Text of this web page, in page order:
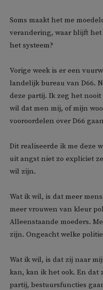
Soms maakt het me
verandering, waar blijft
het systeem?
Vorige week is er een
landelijk bureau van D66.
deze partij. Ik zeg het
wil dat men mij, of mijn
vooroordelen over D66
Dit realiseerde ik me deze
uit angst niet zo expliciet
wil zijn.
Wat ik wil, is dat meer
meer vrouwen van kleur
Alleenstaande moeders.
zijn. Ongeacht welke
Wat ik wil, is dat zij naar
kan, kan ik het ook. En dat
partij, bestuursfuncties